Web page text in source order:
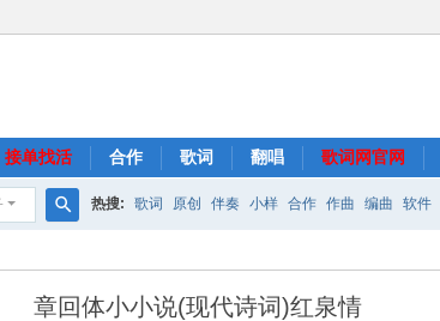
接单找活 合作 歌词 翻唱 歌词网官网
索
热搜: 歌词 原创 伴奏 小样 合作 作曲 编曲 软件
章回体小小说(现代诗词)红泉情